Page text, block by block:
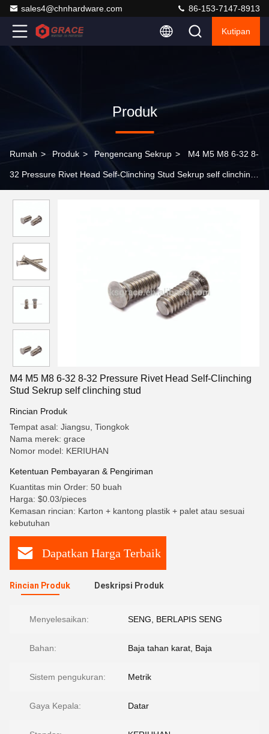
sales4@chnhardware.com 86-153-7147-8913
Kutipan
Produk
Rumah > Produk > Pengencang Sekrup > M4 M5 M8 6-32 8-
32 Pressure Rivet Head Self-Clinching Stud Sekrup self clinching
M4 M5 M8 6-32 8-32 Pressure Rivet Head Self-Clinching
Stud Sekrup self clinching stud
Rincian Produk
Tempat asal: Jiangsu, Tiongkok
Nama merek: grace
Nomor model: KERIUHAN
Ketentuan Pembayaran & Pengiriman
Kuantitas min Order: 50 buah
Harga: $0.03/pieces
Kemasan rincian: Karton + kantong plastik + palet atau sesuai
kebutuhan
Dapatkan Harga Terbaik
Rincian Produk Deskripsi Produk
Menyelesaikan: SENG, BERLAPIS SENG
Bahan: Baja tahan karat, Baja
Sistem pengukuran: Metrik
Gaya Kepala: Datar